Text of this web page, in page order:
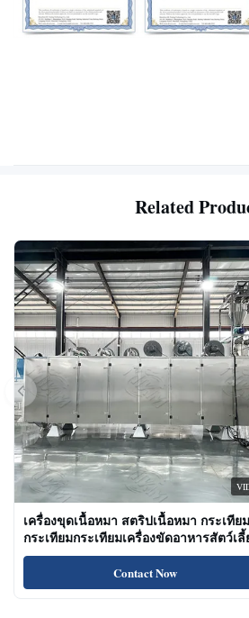
Related
เครื่องขุดเนื้อหมา สตริปเนื้อหมา กระเทียม
กระเทียมกระเทียมเครื่องขัดอาหารสัตว์เลี้
Contact Now